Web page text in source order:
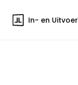
In- en Uitvoer